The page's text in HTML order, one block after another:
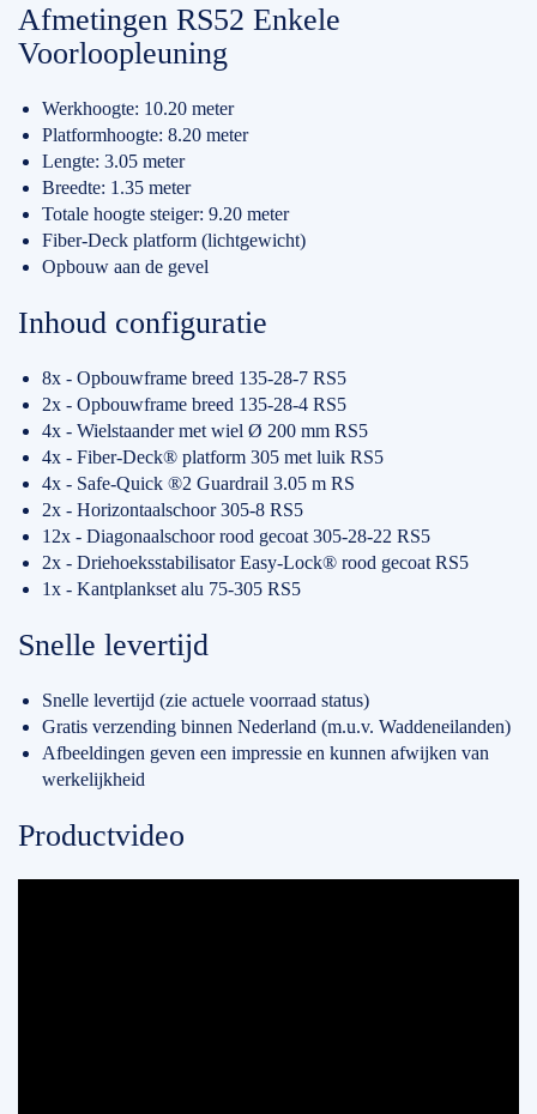
Afmetingen RS52 Enkele
Voorloopleuning
Werkhoogte: 10.20 meter
Platformhoogte: 8.20 meter
Lengte: 3.05 meter
Breedte: 1.35 meter
Totale hoogte steiger: 9.20 meter
Fiber-Deck platform (lichtgewicht)
Opbouw aan de gevel
Inhoud configuratie
8x - Opbouwframe breed 135-28-7 RS5
2x - Opbouwframe breed 135-28-4 RS5
4x - Wielstaander met wiel Ø 200 mm RS5
4x - Fiber-Deck® platform 305 met luik RS5
4x - Safe-Quick ®2 Guardrail 3.05 m RS
2x - Horizontaalschoor 305-8 RS5
12x - Diagonaalschoor rood gecoat 305-28-22 RS5
2x - Driehoeksstabilisator Easy-Lock® rood gecoat RS5
1x - Kantplankset alu 75-305 RS5
Snelle levertijd
Snelle levertijd (zie actuele voorraad status)
Gratis verzending binnen Nederland (m.u.v. Waddeneilanden)
Afbeeldingen geven een impressie en kunnen afwijken van
werkelijkheid
Productvideo